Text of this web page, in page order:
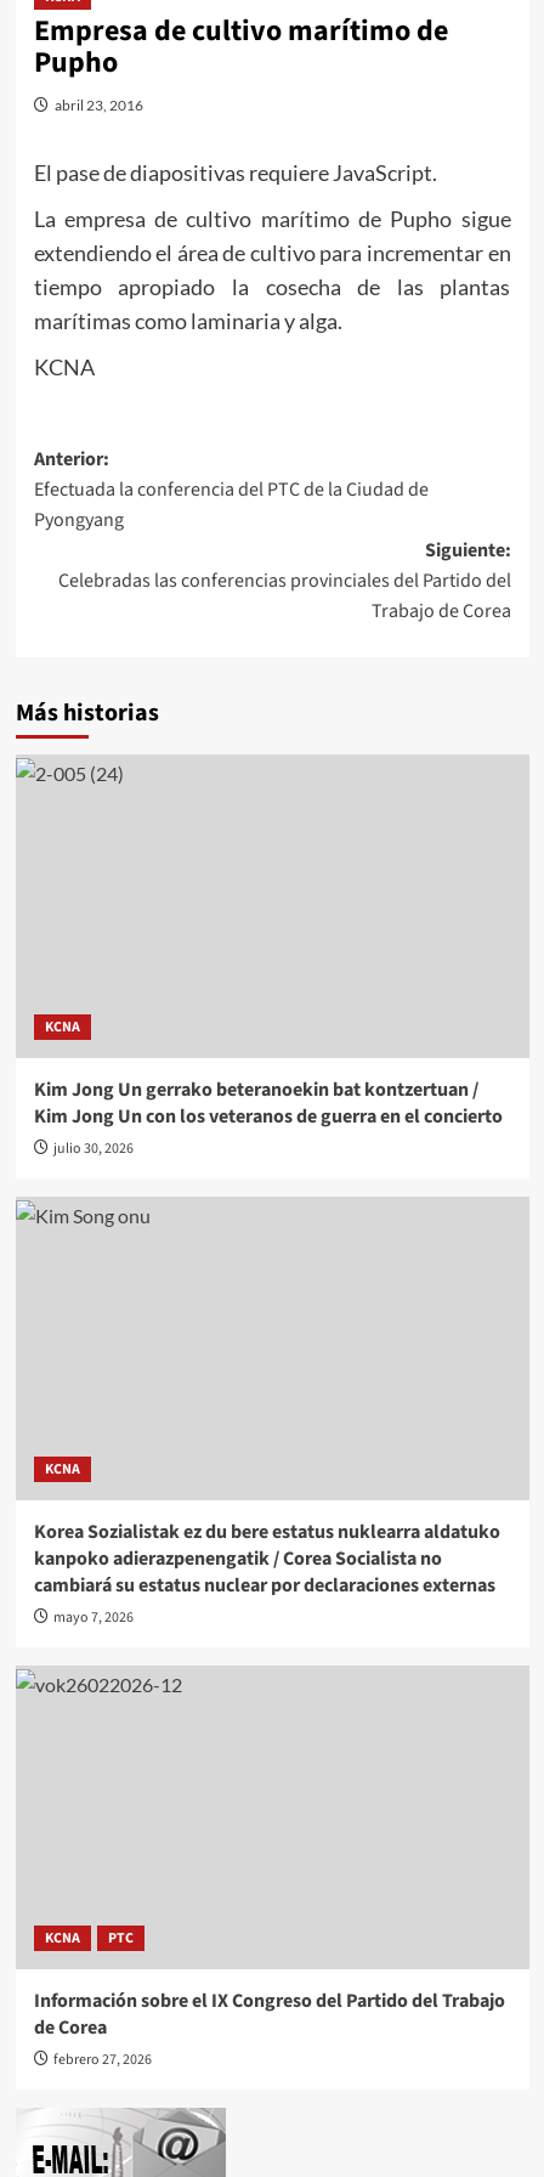
Empresa de cultivo marítimo de
Pupho
abril 23, 2016
El pase de diapositivas requiere JavaScript.
La empresa de cultivo marítimo de Pupho sigue
extendiendo el área de cultivo para incrementar en
tiempo apropiado la cosecha de las plantas
marítimas como laminaria y alga.
KCNA
Navegación
de
entradas
Anterior:
Efectuada la conferencia del PTC de la Ciudad de
Pyongyang
Siguiente:
Celebradas las conferencias provinciales del Partido del
Trabajo de Corea
Más historias
KCNA
Kim Jong Un gerrako beteranoekin bat kontzertuan /
Kim Jong Un con los veteranos de guerra en el concierto
julio 30, 2026
KCNA
Korea Sozialistak ez du bere estatus nuklearra aldatuko
kanpoko adierazpenengatik / Corea Socialista no
cambiará su estatus nuclear por declaraciones externas
mayo 7, 2026
KCNA PTC
Información sobre el IX Congreso del Partido del Trabajo
de Corea
febrero 27, 2026